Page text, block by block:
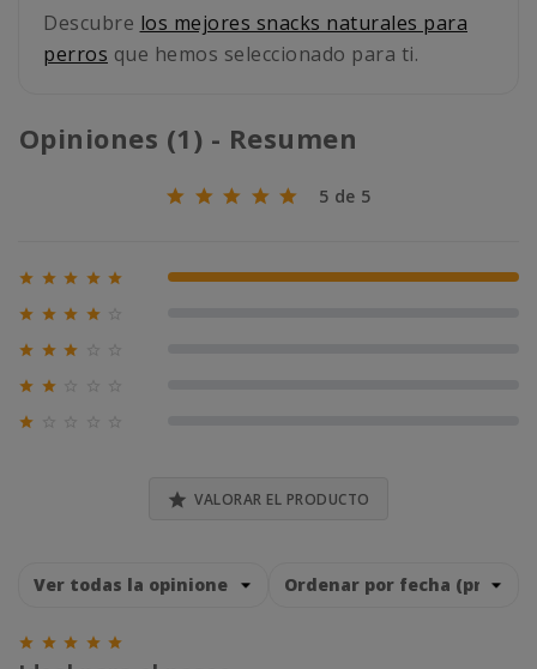
Descubre los mejores snacks naturales para
perros que hemos seleccionado para ti.
Opiniones (1) - Resumen
5 de 5
     100% (1)
   
  
 

 VALORAR EL PRODUCTO
    